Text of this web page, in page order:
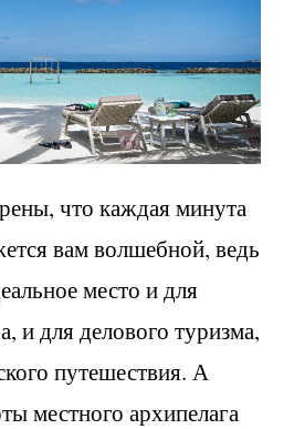
что каждая минута
вам волшебной, ведь
место и для
и для делового туризма,
путешествия. А
местного архипелага